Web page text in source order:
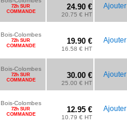
72h SUR
COMMANDE
24.90 €
20.75 € HT
Ajouter
Bois-Colombes
72h SUR
COMMANDE
19.90 €
16.58 € HT
Ajouter
Bois-Colombes
72h SUR
COMMANDE
30.00 €
25.00 € HT
Ajouter
Bois-Colombes
72h SUR
COMMANDE
12.95 €
10.79 € HT
Ajouter